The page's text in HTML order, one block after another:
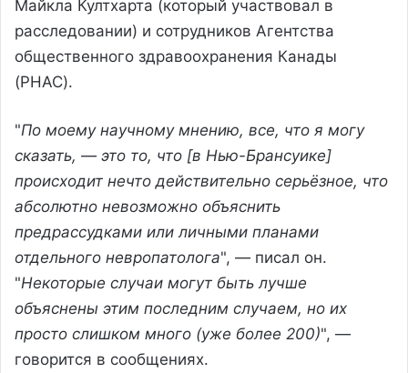
Майкла Култхарта (который участвовал в
расследовании) и сотрудников Агентства
общественного здравоохранения Канады
(PHAC).
"По моему научному мнению, все, что я могу
сказать, — это то, что [в Нью-Брансуике]
происходит нечто действительно серьёзное, что
абсолютно невозможно объяснить
предрассудками или личными планами
отдельного невропатолога", — писал он.
"Некоторые случаи могут быть лучше
объяснены этим последним случаем, но их
просто слишком много (уже более 200)", —
говорится в сообщениях.